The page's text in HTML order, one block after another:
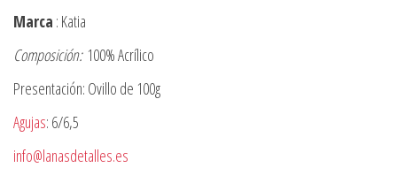
Marca : Katia
Composición:100% Acrílico
Presentación: Ovillo de 100g
Agujas: 6/6,5
info@lanasdetalles.es